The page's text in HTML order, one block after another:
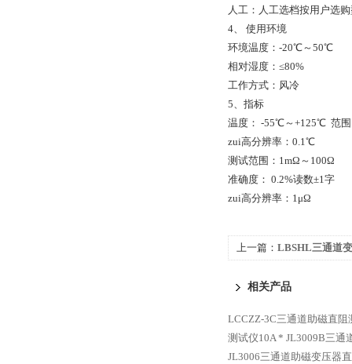
人工：人工选档按用户选
4、 使用环境
环境温度：-20℃～50℃
相对湿度：≤80%
工作方式：风冷
5、指标
温度： -55℃～+125℃ 范
zui高分辨率：0.1℃
测试范围：1mΩ～100Ω
准确度： 0.2%读数±1字
zui高分辨率：1μΩ
上一篇： LBSHL三通道
相关产品
LCCZZ-3C三通道助磁直阻
测试仪10A * JL3009B三通
JL3006三通道助磁变压器